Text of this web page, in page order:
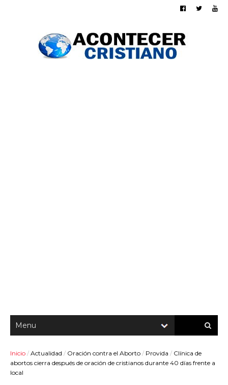
Inicio / Actualidad / Oración contra el Aborto / Provida / Clínica de
abortos cierra después de oración de cristianos durante 40 días frente a
local